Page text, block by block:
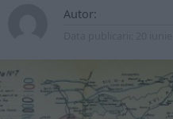
Autor: